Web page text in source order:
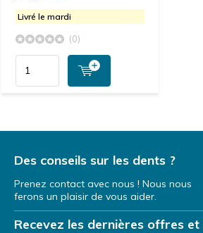
Livré le mardi
(0)
Des conseils sur les dents ?
Prenez contact avec nous ! Nous nous
ferons un plaisir de vous aider.
Recevez les dernières offres